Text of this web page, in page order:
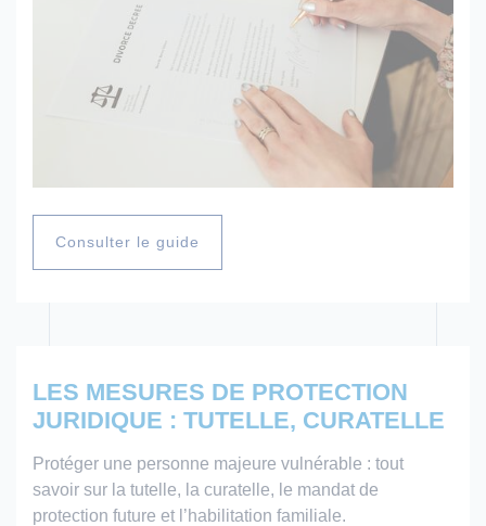
Consulter le guide
LES MESURES DE PROTECTION
JURIDIQUE : TUTELLE, CURATELLE
Protéger une personne majeure vulnérable : tout
savoir sur la tutelle, la curatelle, le mandat de
protection future et l’habilitation familiale.